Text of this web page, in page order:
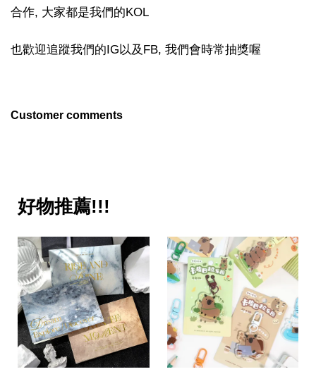
合作, 大家都是我們的KOL
也歡迎追蹤我們的IG以及FB, 我們會時常抽獎喔
Customer comments
好物推薦!!!